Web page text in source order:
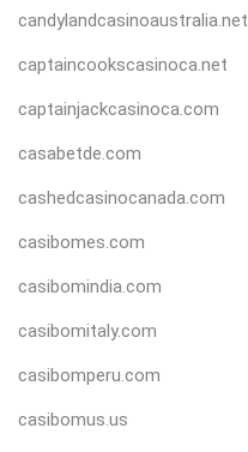
candylandcasinoaustralia.net
captaincookscasinoca.net
captainjackcasinoca.com
casabetde.com
cashedcasinocanada.com
casibomes.com
casibomindia.com
casibomitaly.com
casibomperu.com
casibomus.us